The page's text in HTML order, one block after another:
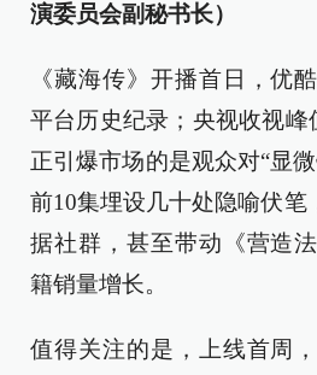
演委员会副秘书长）
《藏海传》开播首日，优
平台历史纪录；央视收视峰
正引爆市场的是观众对“显
前10集埋设几十处隐喻伏笔
据社群，甚至带动《营造
籍销量增长。
值得关注的是，上线首周